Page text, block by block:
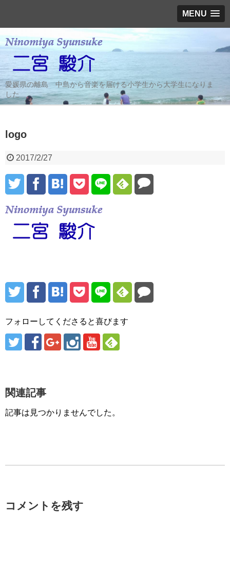
MENU
愛媛県の離島 中島から音楽を届ける小学生から大学生になりま
した
logo
2017/2/27
フォローしてくださると喜びます
関連記事
記事は見つかりませんでした。
コメントを残す